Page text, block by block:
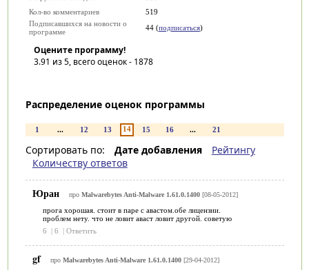
Кол-во комментариев
519
Подписавшихся на новости о
программе
44 (подписаться)
Оцените программу!
3.91 из 5, всего оценок - 1878
Распределение оценок программы
1 ... 12 13 14 15 16 ... 21
Сортировать по: Дате добавления
Рейтингу
Количеству ответов
Юран про Malwarebytes Anti-Malware 1.61.0.1400[08-05-2012]
прога хорошая. стоит в паре с авастом.обе лицензии.
проблем нету. что не ловит аваст ловит другой. советую
6
| 6 | Ответить
gf про Malwarebytes Anti-Malware 1.61.0.1400[29-04-2012]